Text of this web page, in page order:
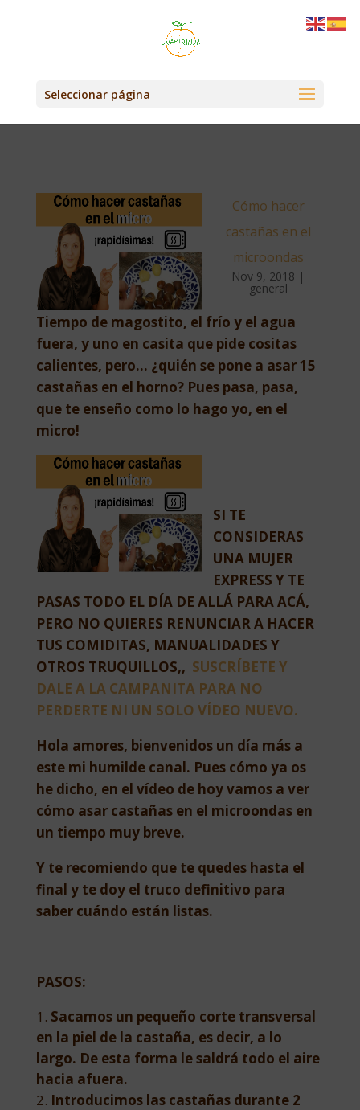
Seleccionar página
Cómo hacer
castañas en el
microondas
Nov 9, 2018 |
general
Tiempo de magostito, el frío y el agua
fuera, y uno en casita que pide cositas
calientes, pero… ¿quién se pone a asar 15
castañas en el horno? Pues pasa, pasa,
que te enseño como lo hago yo, en el
micro!
SI TE
CONSIDERAS
UNA MUJER
EXPRESS Y TE
PASAS TODO EL DÍA DE ALLÁ PARA ACÁ,
PERO NO QUIERES RENUNCIAR A HACER
TUS COMIDITAS, MANUALIDADES Y
OTROS TRUQUILLOS,, SUSCRÍBETE Y
DALE A LA CAMPANITA PARA NO
PERDERTE NI UN SOLO VÍDEO NUEVO.
Hola amores, bienvenidos un día más a
este mi humilde canal. Pues cómo ya os
he dicho, en el vídeo de hoy vamos a ver
cómo asar castañas en el microondas en
un tiempo muy breve.
Y te recomiendo que te quedes hasta el
final y te doy el truco definitivo para
saber cuándo están listas.
PASOS:
Sacamos un pequeño corte transversal
en la piel de la castaña, es decir, a lo
largo. De esta forma le saldrá todo el aire
hacia afuera.
Introducimos las castañas durante 2